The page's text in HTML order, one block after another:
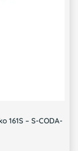
161S – S-CODA-